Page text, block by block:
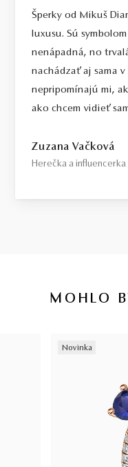
Select / náš tip
viditeľných kompromisov,
burze v Antverpách.
fluorescencia Medium.
Diamant spĺňajúci
tých, ktorí chcú to
šperku radíme spozornieť,
Šperky od Mikuš
luxusu. Sú
nenápadná, no
nachádzať aj sama v
nepripomínajú mi,
ako chcem vidieť
Zuzana Vačková
Herečka a influencerka
MOHLO
Novinka